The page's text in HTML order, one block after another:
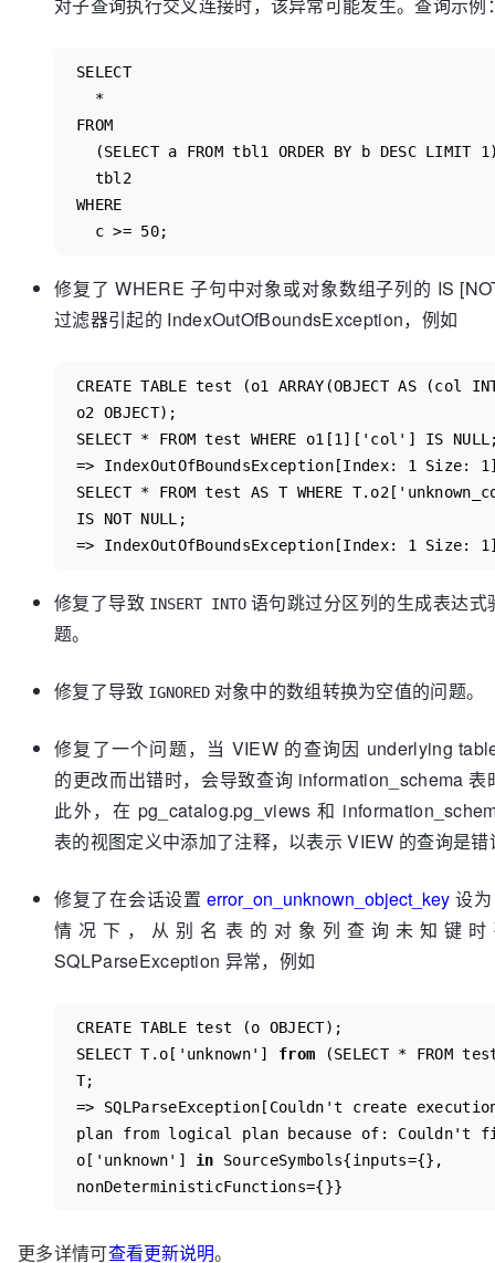
SELECT
FROM
WHERE
修复了 WHERE 子句中对象或对象数组子列的 IS
过滤器引起的 IndexOutOfBoundsException，例如
CREATE TABLE test (o1 ARRAY(OBJECT AS (col
o2 OBJECT);
SELECT * FROM test WHERE o1[1]['col'] IS
=> IndexOutOfBoundsException[Index: 1 Size:
SELECT * FROM test AS T WHERE
IS NOT NULL;
修复了导致 INSERT INTO 语句跳过分区列的生成表达式
题。
修复了导致 IGNORED 对象中的数组转换为空值的问题。
修复了一个问题，当 VIEW 的查询因 underlying
的更改而出错时，会导致查询 information_schema 表
此外，在 pg_catalog.pg_views 和
表的视图定义中添加了注释，以表示 VIEW 的查询是错
修复了在会话设置error_on_unknown_object_key 设
情况下，从别名表的对象列查询未知键时
SQLParseException 异常，例如
CREATE TABLE test (o OBJECT);
SELECT T.o['unknown'] from (SELECT * FROM
T;
=> SQLParseException[Couldn't create
plan from logical plan because of: Couldn't
o['unknown'] in SourceSymbols{inputs={},
nonDeterministicFunctions={}}
更多详情可查看更新说明。